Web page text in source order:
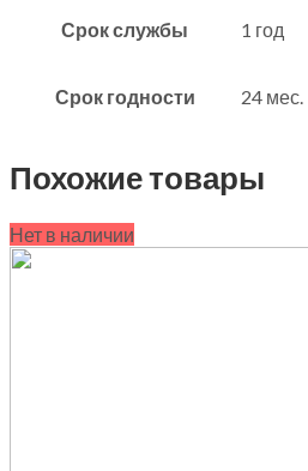
Срок службы 1 год
Срок годности 24 мес.
Похожие товары
Нет в наличии